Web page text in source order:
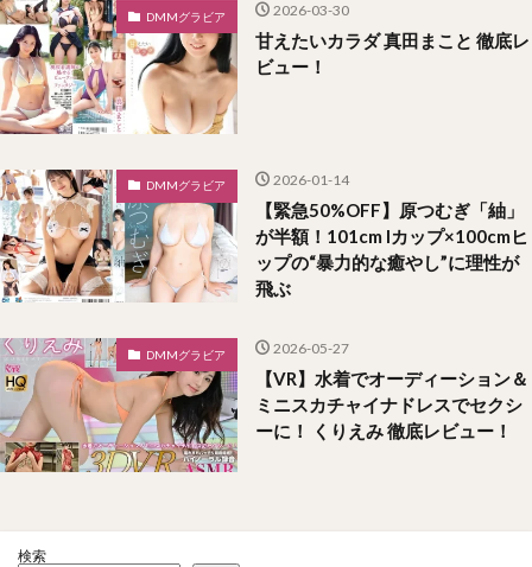
DMMグラビア 2026-03-30
甘えたいカラダ 真田まこと 徹底レ
ビュー！
DMMグラビア 2026-01-14
【緊急50%OFF】原つむぎ「紬」
が半額！101cm Iカップ×100cmヒ
ップの“暴力的な癒やし”に理性が
飛ぶ
DMMグラビア 2026-05-27
【VR】水着でオーディーション＆
ミニスカチャイナドレスでセクシ
ーに！ くりえみ 徹底レビュー！
検索